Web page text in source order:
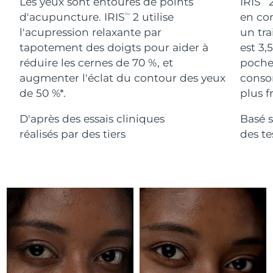
d'acupuncture. IRISTM
2 utilise
l'acupression relaxante par
tapotement des doigts pour aider à
réduire les cernes de 70 %, et
augmenter l'éclat du contour des yeux
de 50 %*.
D'après des essais cliniques
réalisés par des tiers
en
un
est
plus
Basé
des
For healthy hair
18% PAP
Cosmétiques Hommes
Acheter tout
FOREO APP
Israël Livraison estimée 8/13/26
Italie Livraison estimée 8/9/26
Livraison estimée 8/12/26
Jersey 8/14/26
Kazakhstan 8/11/26
Lettonie Livraison estimée8/9/26
Liban Livraison estimée
Lituanie Livraison estimée 8/9/26